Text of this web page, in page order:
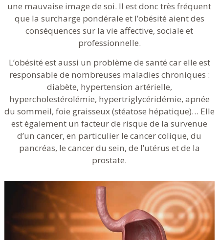
une mauvaise image de soi. Il est donc très fréquent
que la surcharge pondérale et l’obésité aient des
conséquences sur la vie affective, sociale et
professionnelle.
L’obésité est aussi un problème de santé car elle est
responsable de nombreuses maladies chroniques :
diabète, hypertension artérielle,
hypercholestérolémie, hypertriglycéridémie, apnée
du sommeil, foie graisseux (stéatose hépatique)… Elle
est également un facteur de risque de la survenue
d’un cancer, en particulier le cancer colique, du
pancréas, le cancer du sein, de l’utérus et de la
prostate.